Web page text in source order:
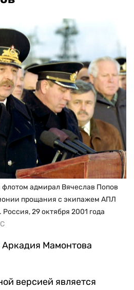
адмирал Вячеслав Попов
прощания с экипажем АПЛ
29 октября 2001 года
Аркадия Мамонтова
версией является